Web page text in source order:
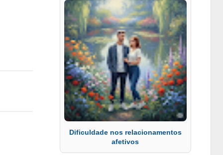
Dificuldade nos relacionamentos
afetivos